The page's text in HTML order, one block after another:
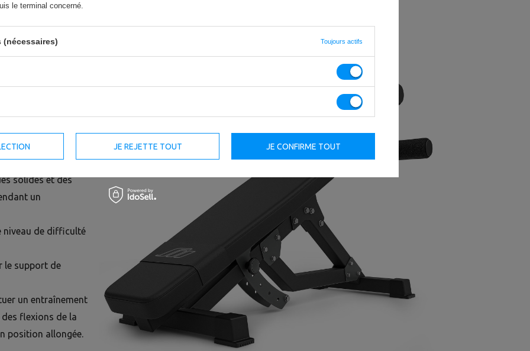
des muscles
désormais
à domicile.
MS-L110 2.0 de
d'effectuer un
solides et des
un
niveau de difficulté
le support de
un entraînement
flexions de la
position allongée.
le terminal concerné.
Toujours actifs
JE REJETTE TOUT JE CONFIRME TOUT